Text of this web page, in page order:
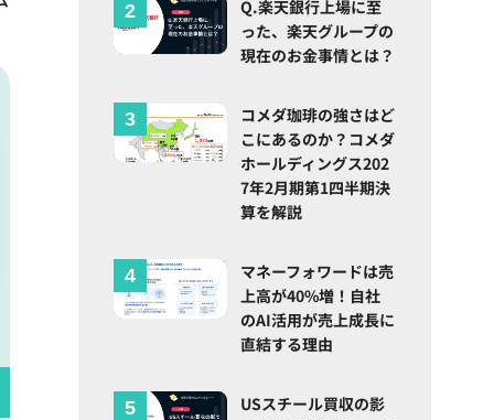
Q.楽天銀行上場に至
った、楽天グループの
現在のお金事情とは？
コメダ珈琲の強さはど
こにあるのか？コメダ
ホールディングス202
7年2月期第1四半期決
算を解説
マネーフォワードは売
上高が40%増！自社
のAI活用が売上成長に
直結する理由
USスチール買収の影